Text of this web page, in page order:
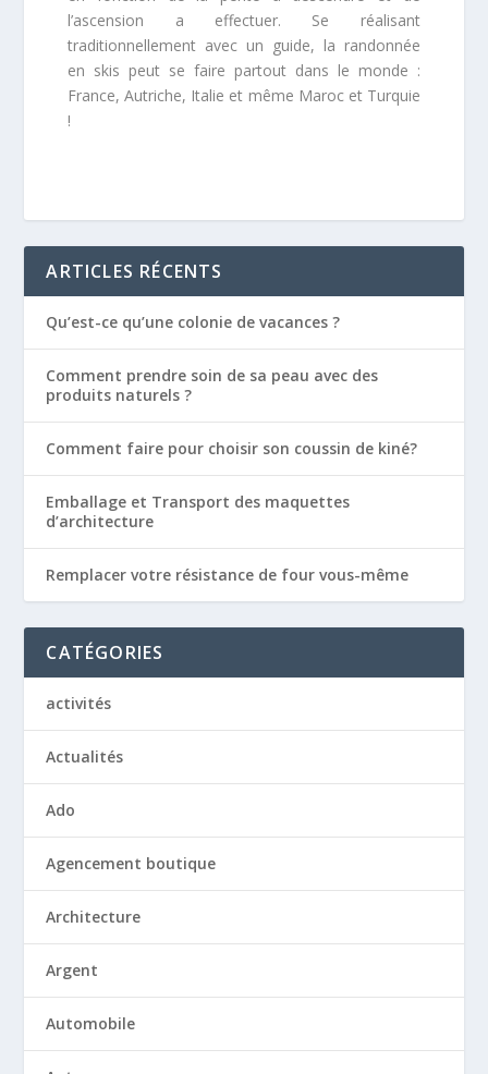
l’ascension a effectuer. Se réalisant
traditionnellement avec un guide, la randonnée
en skis peut se faire partout dans le monde :
France, Autriche, Italie et même Maroc et Turquie
!
ARTICLES RÉCENTS
Qu’est-ce qu’une colonie de vacances ?
Comment prendre soin de sa peau avec des
produits naturels ?
Comment faire pour choisir son coussin de kiné?
Emballage et Transport des maquettes
d’architecture
Remplacer votre résistance de four vous-même
CATÉGORIES
activités
Actualités
Ado
Agencement boutique
Architecture
Argent
Automobile